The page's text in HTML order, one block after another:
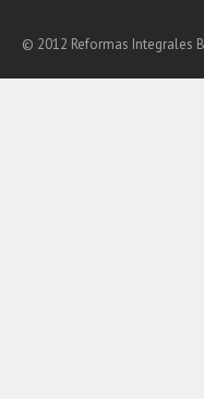
© 2012 Reformas Integrales